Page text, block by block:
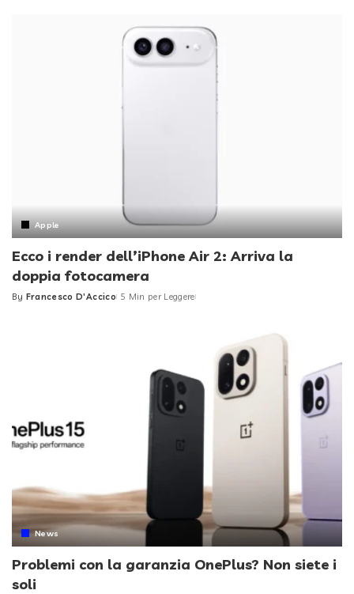
Apple
Ecco i render dell’iPhone Air 2: Arriva la
doppia fotocamera
Posted
By Francesco D'Accico 5 Min per Leggere
News
Problemi con la garanzia OnePlus? Non siete i
soli